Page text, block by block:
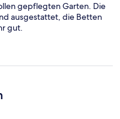
gepflegten Garten. Die
ausgestattet, die Betten
gut.